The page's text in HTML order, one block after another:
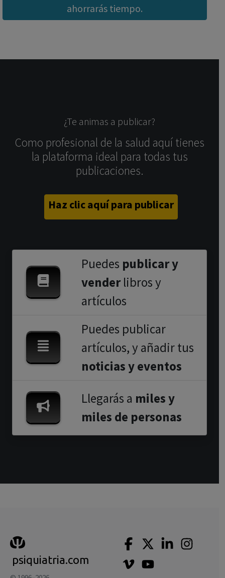
ahorrarás tiempo.
¿Te animas a publicar?
Como profesional de la salud aquí tienes
la plataforma ideal para todas tus
publicaciones.
Haz clic aquí para publicar
Puedes publicar y
venderlibros y
artículos
Puedes publicar
artículos, y añadir tus
noticias y eventos
Llegarás a miles y
miles de personas
psiquiatria.com